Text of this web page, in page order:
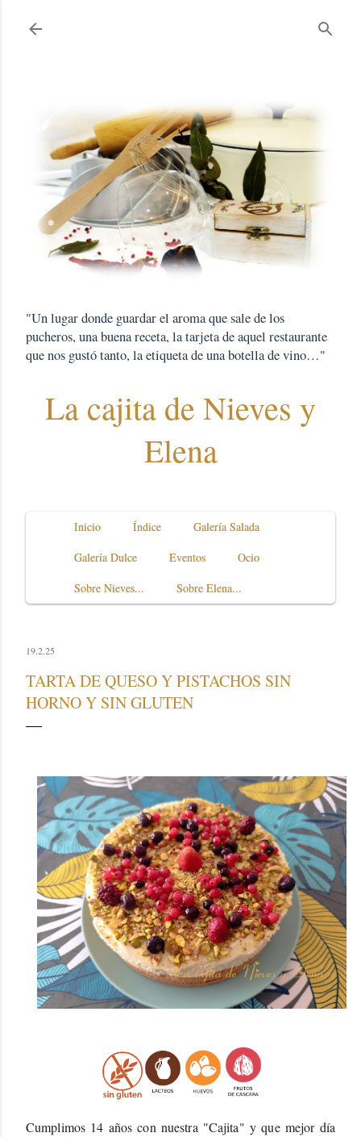
"Un lugar donde guardar el aroma que sale de los
pucheros, una buena receta, la tarjeta de aquel restaurante
que nos gustó tanto, la etiqueta de una botella de vino…"
La cajita de Nieves y
Elena
Inicio Índice
Galería Salada
Galería Dulce
Eventos
Ocio
Sobre Nieves...
Sobre Elena...
19.2.25
TARTA DE QUESO Y PISTACHOS SIN
HORNO Y SIN GLUTEN
Cumplimos 14 años con nuestra "Cajita" y que mejor día